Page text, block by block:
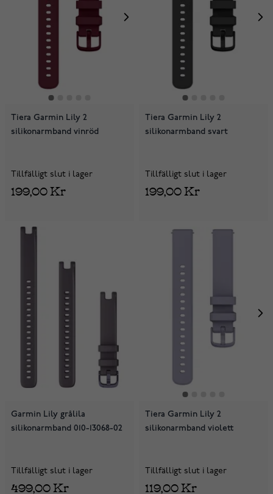
Tiera Garmin Lily 2
silikonarmband vinröd
Tillfälligt slut i lager
199,00 Kr
Tiera Garmin Lily 2
silikonarmband svart
Tillfälligt slut i lager
199,00 Kr
Garmin Lily grålila
silikonarmband 010-13068-02
Tillfälligt slut i lager
499,00 Kr
Tiera Garmin Lily 2
silikonarmband violett
Tillfälligt slut i lager
119,00 Kr